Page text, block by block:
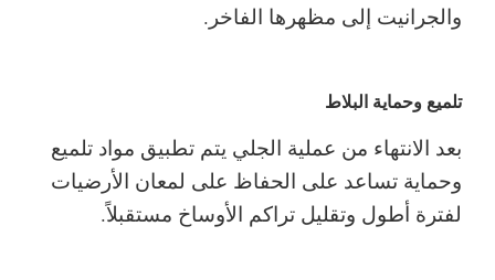
والجرانيت إلى مظهرها الفاخر.
تلميع وحماية البلاط
بعد الانتهاء من عملية الجلي يتم تطبيق مواد تلميع
وحماية تساعد على الحفاظ على لمعان الأرضيات
لفترة أطول وتقليل تراكم الأوساخ مستقبلاً.